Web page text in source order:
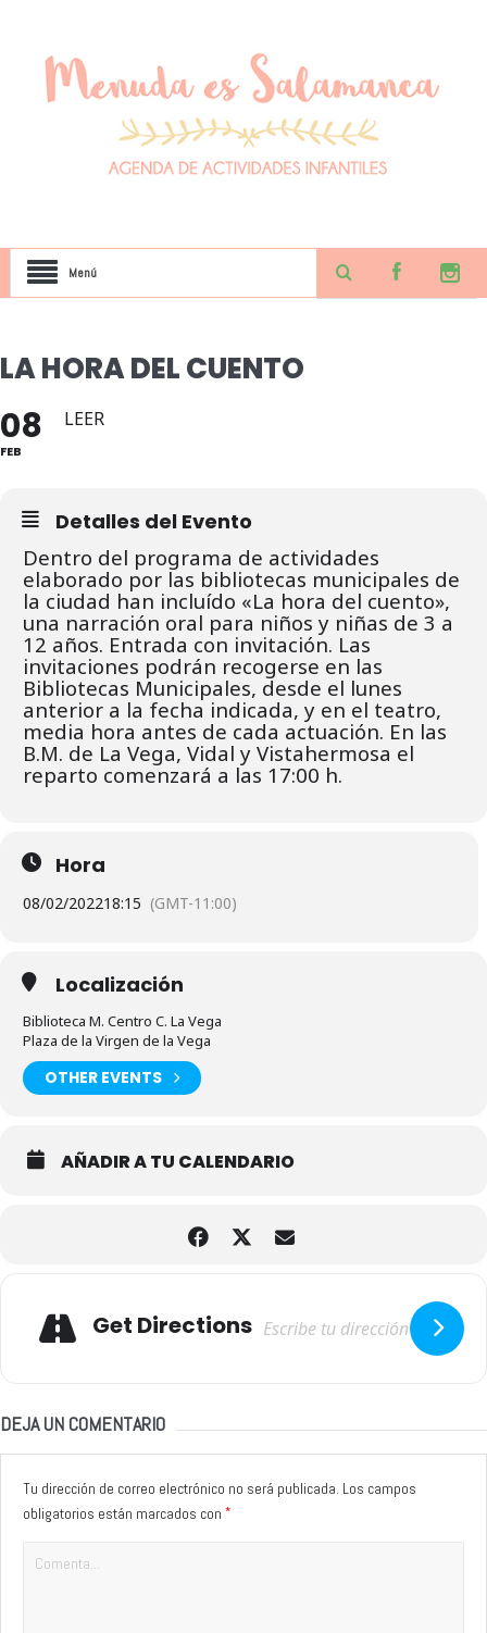
Menú
LA HORA DEL CUENTO
08
FEB
LEER
Detalles del Evento
Dentro del programa de actividades
elaborado por las bibliotecas municipales de
la ciudad han incluído «La hora del cuento»,
una narración oral para niños y niñas de 3 a
12 años. Entrada con invitación. Las
invitaciones podrán recogerse en las
Bibliotecas Municipales, desde el lunes
anterior a la fecha indicada, y en el teatro,
media hora antes de cada actuación. En las
B.M. de La Vega, Vidal y Vistahermosa el
reparto comenzará a las 17:00 h.
Hora
08/02/202218:15 (GMT-11:00)
Localización
Biblioteca M. Centro C. La Vega
Plaza de la Virgen de la Vega
OTHER EVENTS
AÑADIR A TU CALENDARIO
Get Directions
DEJA UN COMENTARIO
Tu dirección de correo electrónico no será publicada. Los campos
obligatorios están marcados con *